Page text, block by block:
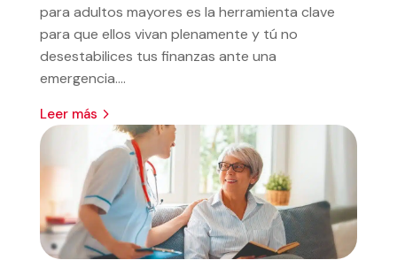
para adultos mayores es la herramienta clave
para que ellos vivan plenamente y tú no
desestabilices tus finanzas ante una
emergencia....
leer más